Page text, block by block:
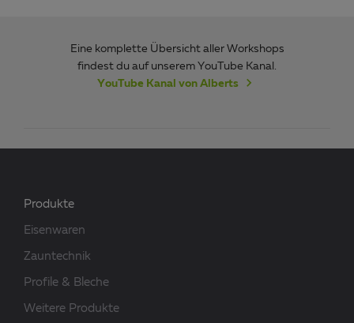
Eine komplette Übersicht aller Workshops
findest du auf unserem YouTube Kanal.
YouTube Kanal von Alberts
Produkte
Eisenwaren
Zauntechnik
Profile & Bleche
Weitere Produkte